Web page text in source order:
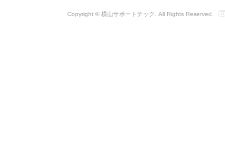
Copyright © 横山サポートテック. All Rights Reserved.